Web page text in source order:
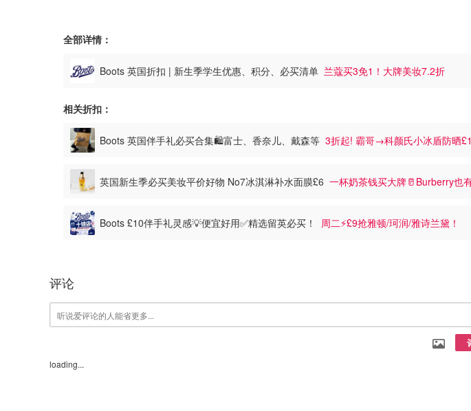
全部详情：
Boots 英国折扣 | 新生季学生优惠、积分、必买清单 兰蔻买3免1！大牌美妆7.2折
相关折扣：
Boots 英国伴手礼必买合集🛍️富士、香奈儿、戴森等 3折起! 霸哥→科颜氏小冰盾防晒
英国新生季必买美妆平价好物 No7冰淇淋补水面膜£6 一杯奶茶钱买大牌🥛Burberry也
Boots £10伴手礼灵感💡便宜好用✅精选留英必买！ 周二⚡️£9抢雅顿/珂润/雅诗兰黛！
评论
loading...